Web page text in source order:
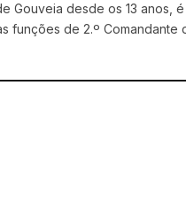
Gouveia desde os 13 anos,
funções de 2.º Comandante